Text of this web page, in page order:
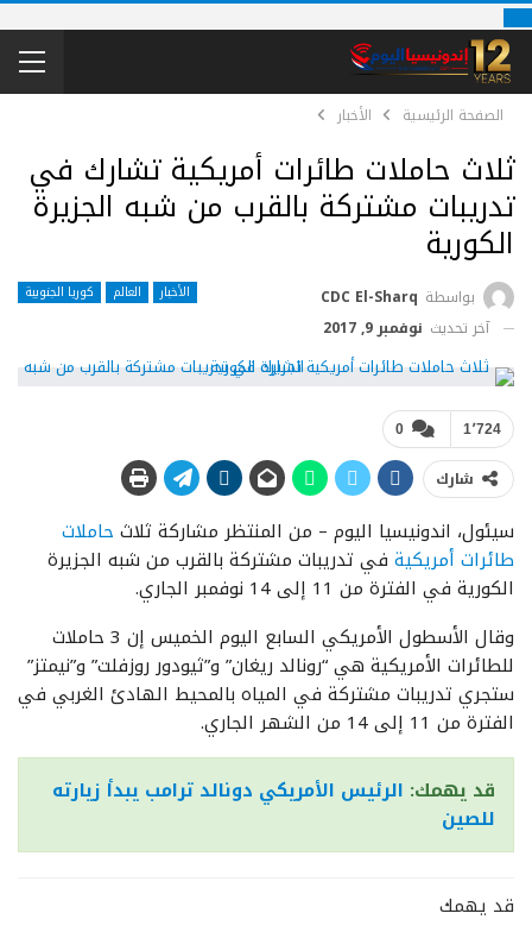
الصفحة الرئيسية الأخبار
ثلاث حاملات طائرات أمريكية تشارك في
تدريبات مشتركة بالقرب من شبه الجزيرة
الكورية
الأخبار العالم كوريا الجنوبية بواسطة CDC El-Sharq
آخر تحديث نوفمبر 9, 2017
0 1٬724
شارك
سيئول، اندونيسيا اليوم – من المنتظر مشاركة ثلاث حاملات
طائرات أمريكية في تدريبات مشتركة بالقرب من شبه الجزيرة
الكورية في الفترة من 11 إلى 14 نوفمبر الجاري.
وقال الأسطول الأمريكي السابع اليوم الخميس إن 3 حاملات
للطائرات الأمريكية هي “رونالد ريغان” و”ثيودور روزفلت” و”نيمتز”
ستجري تدريبات مشتركة في المياه بالمحيط الهادئ الغربي في
الفترة من 11 إلى 14 من الشهر الجاري.
قد يهمك: الرئيس الأمريكي دونالد ترامب يبدأ زيارته
للصين
قد يهمك